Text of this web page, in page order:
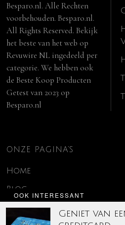
OOK INTERESSANT
Geniet van
Besparo.nl. Alle Rechten
voorbehouden. Besparo.nl.
All Rights Reserved. Bekijk
het beste van het web op
Revuwire NL ingedeeld per
categorie. We hebben ook
deBeste Koop Producten
Getest van 2023 op
Besparo.nl
ONZE PAGINA’S
Home
Blog
Contact